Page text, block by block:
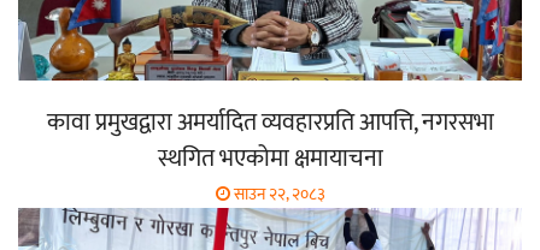
कावा प्रमुखद्वारा अमर्यादित व्यवहारप्रति आपत्ति, नगरसभा
स्थगित भएकोमा क्षमायाचना
साउन २२, २०८३